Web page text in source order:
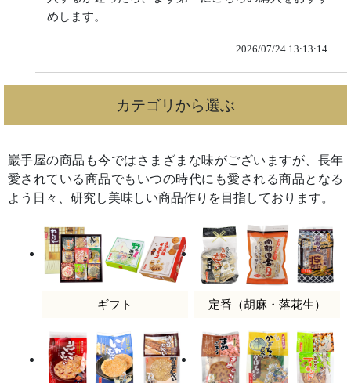
めします。
2026/07/24 13:13:14
カテゴリから選ぶ
巖手屋の商品も今ではさまざまな味がございますが、長年
愛されている商品でもいつの時代にも愛される商品となる
よう日々、研究し美味しい商品作りを目指しております。
ギフト 定番（胡麻・落花生）